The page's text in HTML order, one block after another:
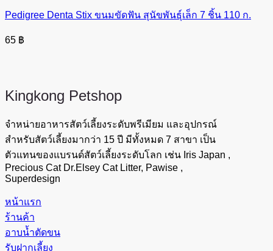
Pedigree Denta Stix ขนมขัดฟัน สุนัขพันธุ์เล็ก 7 ชิ้น 110 ก.
65 ฿
Kingkong Petshop
จำหน่ายอาหารสัตว์เลี้ยงระดับพรีเมียม และอุปกรณ์
สำหรับสัตว์เลี้ยงมากว่า 15 ปี มีทั้งหมด 7 สาขา เป็น
ตัวแทนของแบรนด์สัตว์เลี้ยงระดับโลก เช่น Iris Japan ,
Precious Cat Dr.Elsey Cat Litter, Pawise ,
Superdesign
หน้าแรก
ร้านค้า
อาบน้ำตัดขน
รับฝากเลี้ยง